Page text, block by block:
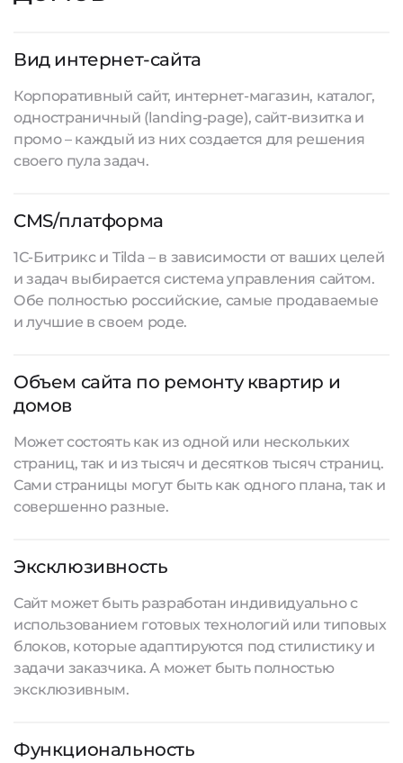
Вид интернет-сайта
Корпоративный сайт, интернет-магазин, каталог,
одностраничный (landing-page), сайт-визитка и
промо – каждый из них создается для решения
своего пула задач.
CMS/платформа
1С-Битрикс и Tilda – в зависимости от ваших целей
и задач выбирается система управления сайтом.
Обе полностью российские, самые продаваемые
и лучшие в своем роде.
Объем сайта по ремонту квартир и
домов
Может состоять как из одной или нескольких
страниц, так и из тысяч и десятков тысяч страниц.
Сами страницы могут быть как одного плана, так и
совершенно разные.
Эксклюзивность
Сайт может быть разработан индивидуально с
использованием готовых технологий или типовых
блоков, которые адаптируются под стилистику и
задачи заказчика. А может быть полностью
эксклюзивным.
Функциональность